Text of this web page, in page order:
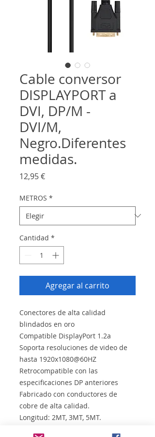
Cable conversor
DISPLAYPORT a
DVI, DP/M -
DVI/M,
Negro.Diferentes
medidas.
12,95 €Precio
METROS *
Cantidad *
Agregar al carrito
Conectores de alta calidad
blindados en oro
Compatible DisplayPort 1.2a
Soporta resoluciones de video de
hasta 1920x1080@60HZ
Retrocompatible con las
especificaciones DP anteriores
Fabricado con conductores de
cobre de alta calidad.
Longitud: 2MT, 3MT, 5MT.